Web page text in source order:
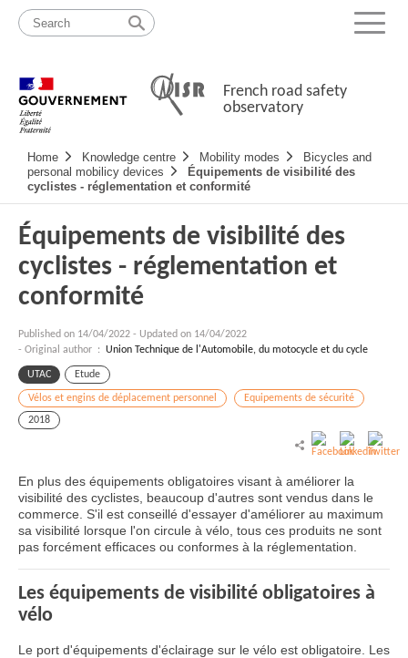
content
map
Menu
French road safety
observatory
Navigation
principale
Home Knowledge centre Mobility modes
Bicycles and
personal mobilicy devices
Équipements de visibilité des
cyclistes - réglementation et conformité
Équipements de visibilité des
cyclistes - réglementation et
conformité
Published on 14/04/2022 - Updated on 14/04/2022
- Original author : Union Technique de l'Automobile, du motocycle et du cycle
UTAC Etude
Vélos et engins de déplacement personnel
Equipements de sécurité
2018
En plus des équipements obligatoires visant à améliorer la
visibilité des cyclistes, beaucoup d'autres sont vendus dans le
commerce. S'il est conseillé d'essayer d'améliorer au maximum
sa visibilité lorsque l'on circule à vélo, tous ces produits ne sont
pas forcément efficaces ou conformes à la réglementation.
Les équipements de visibilité obligatoires à
vélo
Le port d'équipements d'éclairage sur le vélo est obligatoire. Les